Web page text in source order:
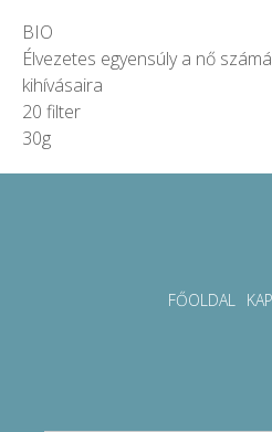
BIO
Élvezetes egyensúly a nő
kihívásaira
20 filter
30g
FŐOLDAL